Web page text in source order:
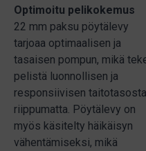
Optimoitu pelikokemus
22 mm paksu pöytälevy
tarjoaa optimaalisen ja
tasaisen pompun, mikä
pelistä luonnollisen ja
responsiivisen taitotasosta
riippumatta. Pöytälevy on
myös käsitelty häikäisyn
vähentämiseksi, mikä